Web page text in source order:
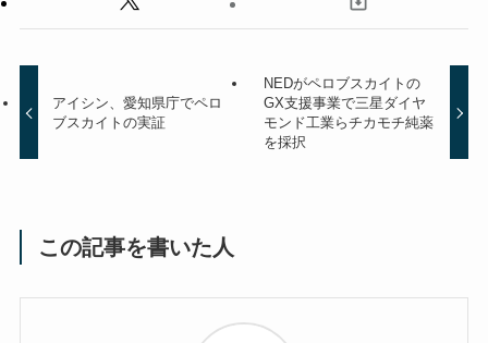
アイシン、愛知県庁でペロ
ブスカイトの実証
NEDがペロブスカイトの
GX支援事業で三星ダイヤ
モンド工業らチカモチ純薬
を採択
この記事を書いた人